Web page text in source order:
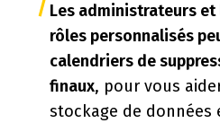
Les administrateurs
rôles personnalisés
calendriers de
finaux, pour vous
stockage de données